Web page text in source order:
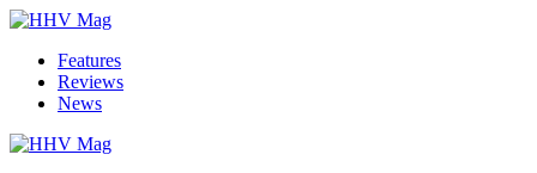
Features
Reviews
News